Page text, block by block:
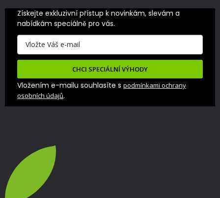
Získejte exkluzivní přístup k novinkám, slevám a
nabídkám speciálně pro vás.
CHCI SPECIÁLNÍ VÝHODY
Vložením e-mailu souhlasíte s podmínkami ochrany
osobních údajů.